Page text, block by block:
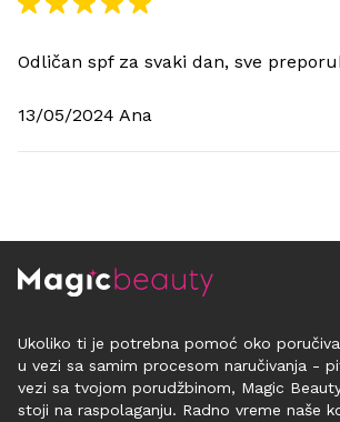
Odličan spf za svaki dan, sve
13/05/2024 Ana
Ukoliko ti je potrebna pomoć oko
u vezi sa samim procesom naručivanja -
vezi sa tvojom porudžbinom, Magic
stoji na raspolaganju. Radno vreme naše